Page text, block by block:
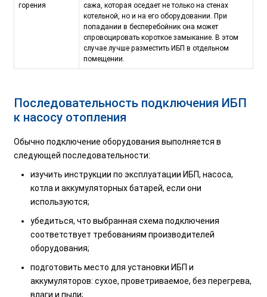
горения
сажа, которая оседает не только на стенах
котельной, но и на его оборудовании. При
попадании в бесперебойник она может
спровоцировать короткое замыкание. В этом
случае лучше разместить ИБП в отдельном
помещении.
Последовательность подключения ИБП
к насосу отопления
Обычно подключение оборудования выполняется в
следующей последовательности:
изучить инструкции по эксплуатации ИБП, насоса,
котла и аккумуляторных батарей, если они
используются;
убедиться, что выбранная схема подключения
соответствует требованиям производителей
оборудования;
подготовить место для установки ИБП и
аккумуляторов: сухое, проветриваемое, без перегрева,
влаги и пыли;